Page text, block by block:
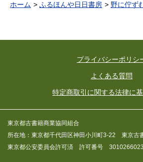
ホーム ふるほんや日日書房 野に佇ず
プライバシーポリシ
よくある質問
特定商取引に関する法律に
東京都古書籍商業協同組合
所在地：東京都千代田区神田小川町3-22 東京古
東京都公安委員会許可済 許可番号